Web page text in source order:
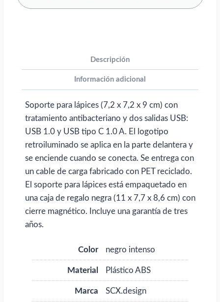
logotipo
USB
Descripción
Información adicional
Soporte para lápices (7,2 x 7,2 x 9 cm) con
tratamiento antibacteriano y dos salidas USB:
USB 1.0 y USB tipo C 1.0 A. El logotipo
retroiluminado se aplica en la parte delantera y
se enciende cuando se conecta. Se entrega con
un cable de carga fabricado con PET reciclado.
El soporte para lápices está empaquetado en
una caja de regalo negra (11 x 7,7 x 8,6 cm) con
cierre magnético. Incluye una garantía de tres
años.
Color negro intenso
Material Plástico ABS
Marca SCX.design